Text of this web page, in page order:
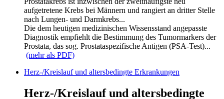
aufgetretene Krebs bei Männern und rangiert an dritter Stelle
nach Lungen- und Darmkrebs...
Die dem heutigen medizinischen Wissensstand angepasste
Diagnostik empfiehlt die Bestimmung des Tumormarkers der
Prostata, das sog. Prostataspezifische Antigen (PSA-Test)...
(mehr als PDF)
Herz-/Kreislauf und altersbedingte Erkrankungen
Herz-/Kreislauf und altersbedingte